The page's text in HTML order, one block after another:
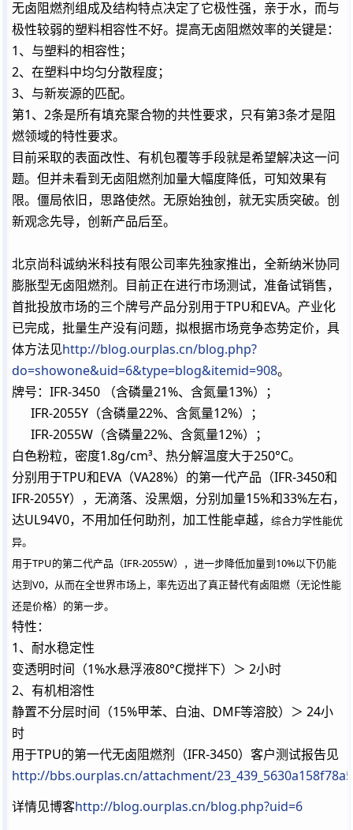
无卤阻燃剂组成及结构特点决定了它极性强，亲于水，而与
极性较弱的塑料相容性不好。提高无卤阻燃效率的关键是：
1、与塑料的相容性；
2、在塑料中均匀分散程度；
3、与新炭源的匹配。
第1、2条是所有填充聚合物的共性要求，只有第3条才是阻
燃领域的特性要求。
目前采取的表面改性、有机包覆等手段就是希望解决这一问
题。但并未看到无卤阻燃剂加量大幅度降低，可知效果有
限。僵局依旧，思路使然。无原始独创，就无实质突破。创
新观念先导，创新产品后至。
北京尚科诚纳米科技有限公司率先独家推出，全新纳米协同
膨胀型无卤阻燃剂。目前正在进行市场测试，准备试销售，
首批投放市场的三个牌号产品分别用于TPU和EVA。产业化
已完成，批量生产没有问题，拟根据市场竞争态势定价，具
体方法见http://blog.ourplas.cn/blog.php?
do=showone&uid=6&type=blog&itemid=908。
牌号：IFR-3450 （含磷量21%、含氮量13%）；
IFR-2055Y（含磷量22%、含氮量12%）；
IFR-2055W（含磷量22%、含氮量12%）；
白色粉粒，密度1.8g/cm³、热分解温度大于250°C。
分别用于TPU和EVA（VA28%）的第一代产品（IFR-3450和
IFR-2055Y），无滴落、没黑烟，分别加量15%和33%左右，
达UL94V0，不用加任何助剂，加工性能卓越， 综合力学性能优
异。
用于TPU的第二代产品（IFR-2055W），进一步降低加量到10%以下仍能
达到V0，从而在全世界市场上，率先迈出了真正替代有卤阻燃（无论性能
还是价格）的第一步。
特性：
1、耐水稳定性
变透明时间（1%水悬浮液80°C搅拌下）＞ 2小时
2、有机相溶性
静置不分层时间（15%甲苯、白油、DMF等溶胶）＞ 24小
时
用于TPU的第一代无卤阻燃剂（IFR-3450）客户测试报告见
http://bbs.ourplas.cn/attachment/
详情见博客http://blog.ourplas.cn/blog.php?uid=6